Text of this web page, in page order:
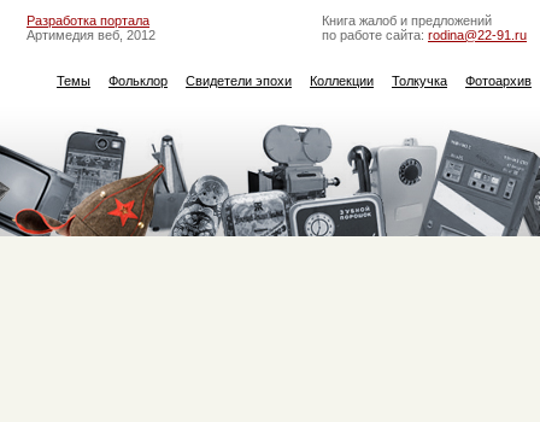
Разработка портала
Артимедия веб, 2012
Книга жалоб и предложений
по работе сайта: rodina@22-91.ru
Темы Фольклор Свидетели эпохи Коллекции Толкучка Фотоархив